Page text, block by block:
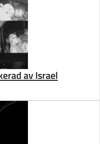
av Israel